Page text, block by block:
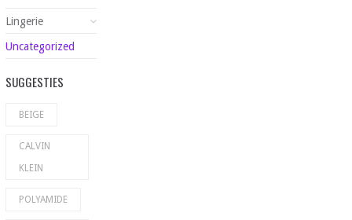
Lingerie
Uncategorized
SUGGESTIES
BEIGE
CALVIN
KLEIN
POLYAMIDE